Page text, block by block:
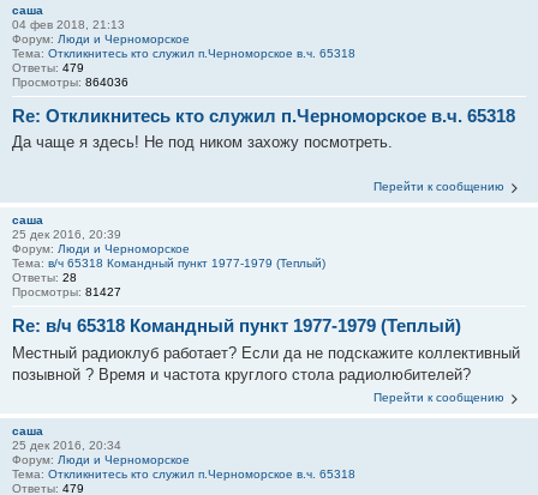
саша
04 фев 2018, 21:13
Форум: Люди и Черноморское
Тема: Откликнитесь кто служил п.Черноморское в.ч. 65318
Ответы: 479
Просмотры: 864036
Re: Откликнитесь кто служил п.Черноморское в.ч. 65318
Да чаще я здесь! Не под ником захожу посмотреть.
Перейти к сообщению
саша
25 дек 2016, 20:39
Форум: Люди и Черноморское
Тема: в/ч 65318 Командный пункт 1977-1979 (Теплый)
Ответы: 28
Просмотры: 81427
Re: в/ч 65318 Командный пункт 1977-1979 (Теплый)
Местный радиоклуб работает? Если да не подскажите коллективный
позывной ? Время и частота круглого стола радиолюбителей?
Перейти к сообщению
саша
25 дек 2016, 20:34
Форум: Люди и Черноморское
Тема: Откликнитесь кто служил п.Черноморское в.ч. 65318
Ответы: 479